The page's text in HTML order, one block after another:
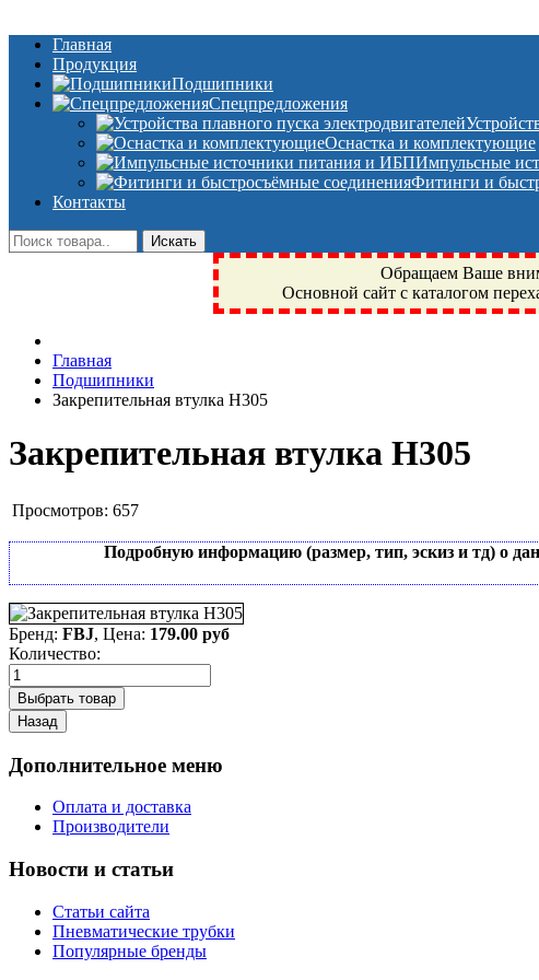
Главная
Продукция
Подшипники
Спецпредложения
Оснастка и комплектующие
Импульсные
Фитинги и
Контакты
Обращаем Ваше
Основной сайт с каталогом
Фрязино, Антал+, плюс, Свердловский, Загорянский, Юбилейный,
техника, сварочные аппараты, NIS, NSK, JED, KPT, NXZ, ГПЗ,
NTN, SKF, купить, заказать
Главная
Подшипники
Закрепительная втулка H305
Закрепительная втулка H305
Просмотров: 657
Подробную информацию (размер, тип, эскиз и тд) о
Бренд: FBJ, Цена: 179.00 руб
Количество:
Дополнительное меню
Оплата и доставка
Производители
Новости и статьи
Статьи сайта
Пневматические трубки
Популярные бренды